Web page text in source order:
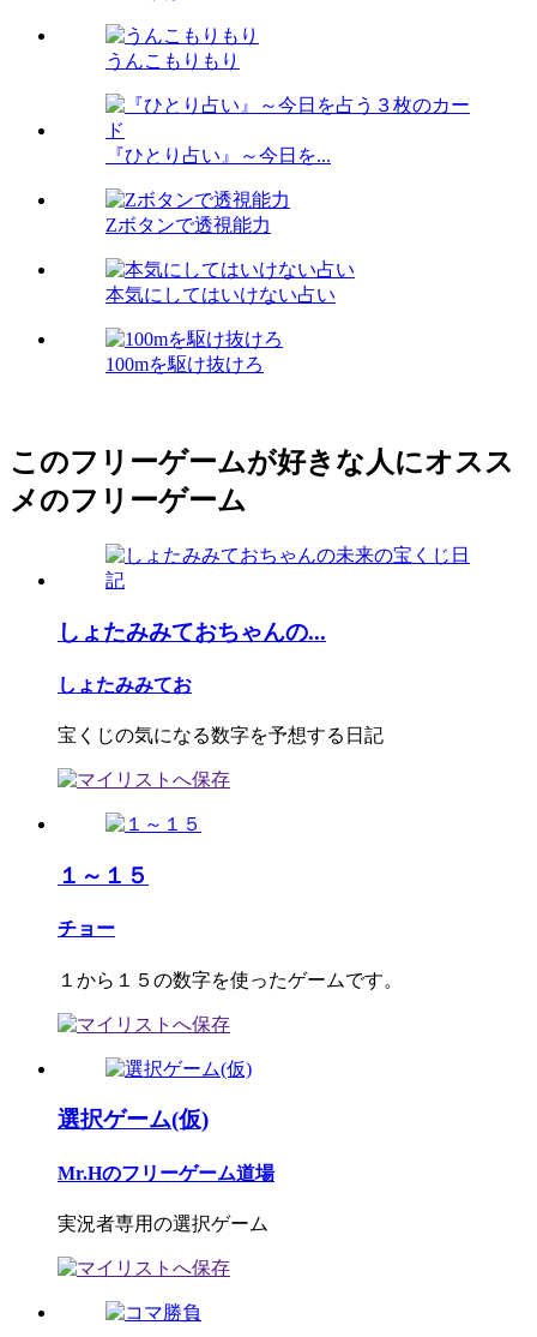
うんこもりもり
『ひとり占い』～今日を...
Zボタンで透視能力
本気にしてはいけない占い
100mを駆け抜けろ
このフリーゲームが好きな人にオスス
メのフリーゲーム
しょたみみておちゃんの...
しょたみみてお
宝くじの気になる数字を予想する日記
１～１５
チョー
１から１５の数字を使ったゲームです。
選択ゲーム(仮)
Mr.Hのフリーゲーム道場
実況者専用の選択ゲーム